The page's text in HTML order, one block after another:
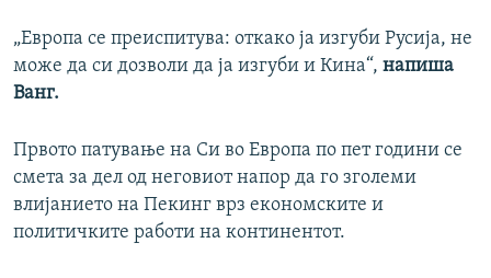
„Европа се преиспитува: откако ја изгуби Русија, не
може да си дозволи да ја изгуби и Кина“, напиша
Ванг.
Првото патување на Си во Европа по пет години се
смета за дел од неговиот напор да го зголеми
влијанието на Пекинг врз економските и
политичките работи на континентот.